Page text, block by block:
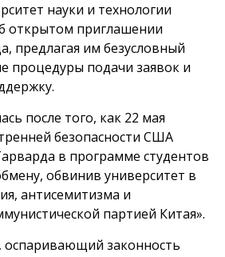
науки и технологии
открытом приглашении
предлагая им безусловный
процедуры подачи заявок и
после того, как 22 мая
безопасности США
в программе студентов
обвинив университет в
антисемитизма и
партией Китая».
оспаривающий законность